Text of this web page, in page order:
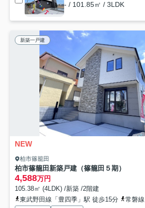
- / 101.85㎡ / 3LDK
新築一戸建
NEW
柏市篠籠田
柏市篠籠田新築戸建（篠籠田５期）
4,588万円
105.38㎡ (4LDK) /新築 /2階建
東武野田線「豊四季」駅 徒歩15分
常磐